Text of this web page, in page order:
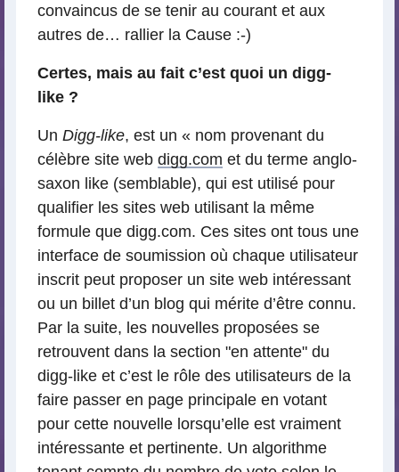
convaincus de se tenir au courant et aux
autres de… rallier la Cause :-)
Certes, mais au fait c’est quoi un digg-
like ?
Un Digg-like, est un « nom provenant du
célèbre site web digg.com et du terme anglo-
saxon like (semblable), qui est utilisé pour
qualifier les sites web utilisant la même
formule que digg.com. Ces sites ont tous une
interface de soumission où chaque utilisateur
inscrit peut proposer un site web intéressant
ou un billet d’un blog qui mérite d’être connu.
Par la suite, les nouvelles proposées se
retrouvent dans la section "en attente" du
digg-like et c’est le rôle des utilisateurs de la
faire passer en page principale en votant
pour cette nouvelle lorsqu’elle est vraiment
intéressante et pertinente. Un algorithme